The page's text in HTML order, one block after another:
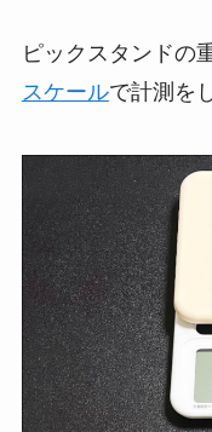
ピックスタンドの
スケールで計測を